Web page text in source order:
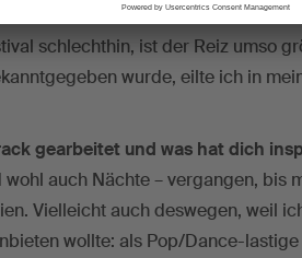
Melodie zu vereinen. Handelt es
schlechthin, ist der Reiz umso
wurde, eilte ich in
gearbeitet und was hat dich
auch Nächte – vergangen, bis
Vielleicht auch deswegen, weil
wollte: als Pop/Dance-